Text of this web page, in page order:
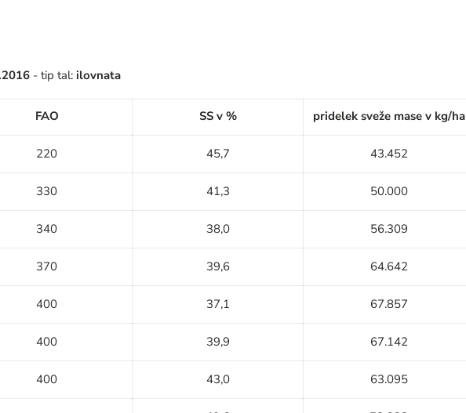
- tip tal: ilovnata
FAO SS v % pridelek sveže mase v kg/ha
220 45,7 43.452
330 41,3 50.000
340 38,0 56.309
370 39,6 64.642
400 37,1 67.857
400 39,9 67.142
400 43,0 63.095